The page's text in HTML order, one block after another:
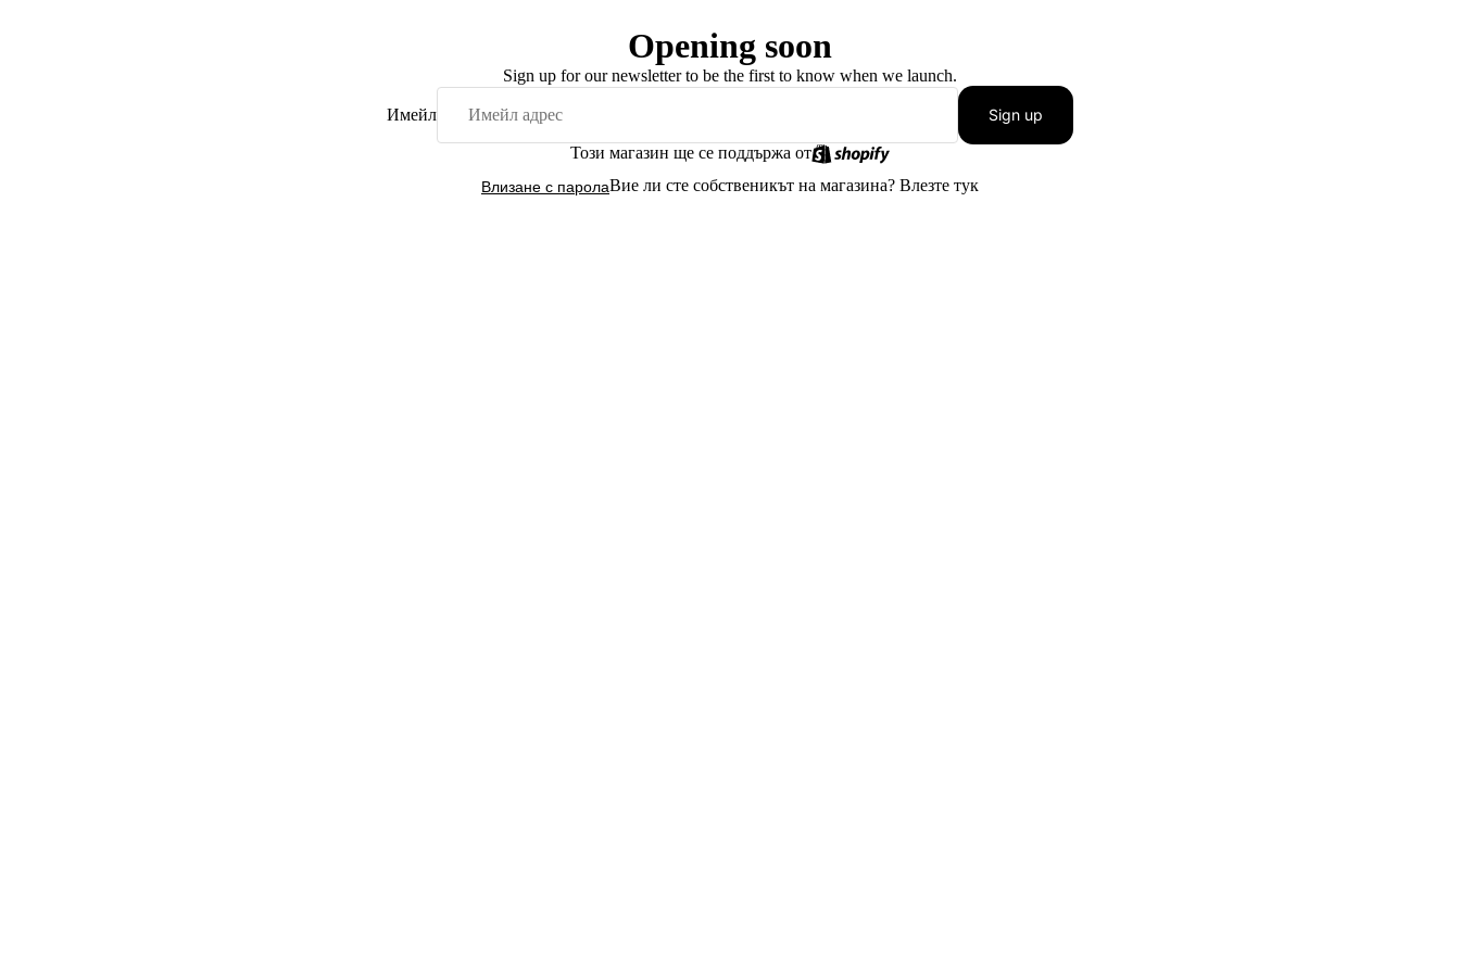
Opening soon
Sign up for our newsletter to be the first to know when we launch.
Имейл Sign up
Този магазин ще се поддържа от
Влизане с паролаВие ли сте собственикът на магазина? Влезте тук